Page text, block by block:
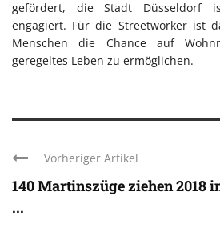
gefördert, die Stadt Düsseldorf
engagiert. Für die Streetworker ist
Menschen die Chance auf
geregeltes Leben zu ermöglichen.
Vorheriger Artikel
140 Martinszüge ziehen 2018
...